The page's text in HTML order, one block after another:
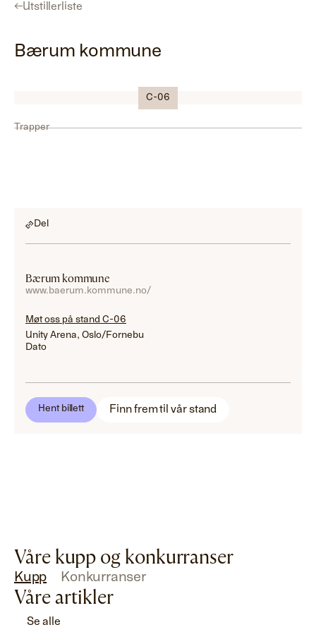
←Utstillerliste
Bærum kommune
C-06
Logo
Trapper
Del
Bærum kommune
www.baerum.kommune.no/
Møt oss på stand C-06
Unity Arena, Oslo/Fornebu
Dato
Hent billett Finn frem til vår stand
Våre kupp og konkurranser
Kupp Konkurranser
Våre artikler
Se alle